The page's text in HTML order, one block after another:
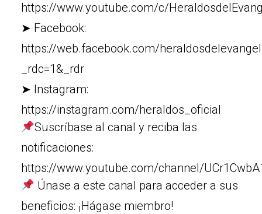
https://www.youtube.com/c/
➤ Facebook:
https://web.facebook.com/
_rdc=1&_rdr
➤ Instagram:
https://instagram.com/heraldos_oficial
Suscríbase al canal y reciba las
notificaciones:
https://www.youtube.com/channel/
Únase a este canal para acceder a sus
beneficios: ¡Hágase miembro!